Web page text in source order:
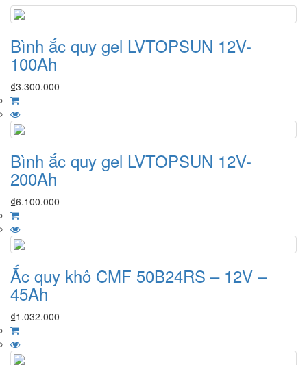
Bình ắc quy gel LVTOPSUN 12V-
100Ah
₫3.300.000
Bình ắc quy gel LVTOPSUN 12V-
200Ah
₫6.100.000
Ắc quy khô CMF 50B24RS – 12V –
45Ah
₫1.032.000